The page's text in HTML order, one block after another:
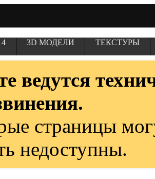
3D МОДЕЛИ ТЕКСТУРЫ
ведутся
страницы
недоступны.